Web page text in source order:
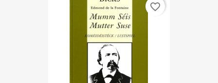
favorite_border